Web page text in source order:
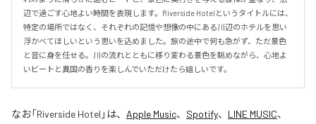
辺で過ごす心地よい時間を表現します。Riverside Hotelというタイトルには、
特定の場所ではなく、それぞれの記憶や想像の中にある川辺のホテルを思い
浮かべてほしいという思いを込めました。旅の途中で何も急がず、ただ景色
と音に身を任せる。川の流れとともに移り変わる景色を眺めながら、心地よ
いビートと異国の香りを楽しんでいただけたら嬉しいです。
なお「Riverside Hotel 」は、 Apple Music、 Spotify、 LINE MUSIC、